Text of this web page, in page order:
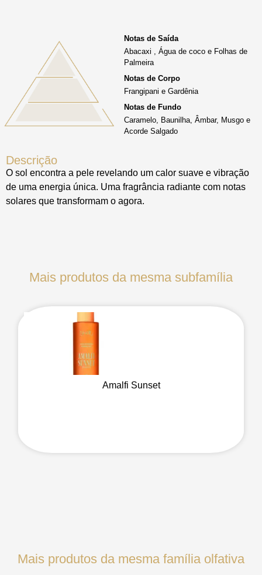
Descrição
O sol encontra a pele revelando um calor suave e vibração
de uma energia única. Uma fragrância radiante com notas
solares que transformam o agora.
Notas de Saída
Abacaxi , Água de coco e Folhas de
Palmeira
Notas de Corpo
Frangipani e Gardênia
Notas de Fundo
Caramelo, Baunilha, Âmbar, Musgo e
Acorde Salgado
Mais produtos da mesma subfamília
Amalfi Sunset
Mais produtos da mesma família olfativa